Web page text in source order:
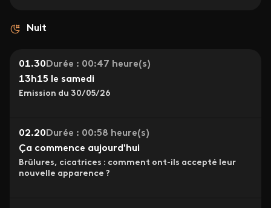
Nuit
01.30 Durée : 00:47 heure(s)
13h15 le samedi
Emission du 30/05/26
02.20 Durée : 00:58 heure(s)
Ça commence aujourd'hui
Brûlures, cicatrices : comment ont-ils accepté leur
nouvelle apparence ?